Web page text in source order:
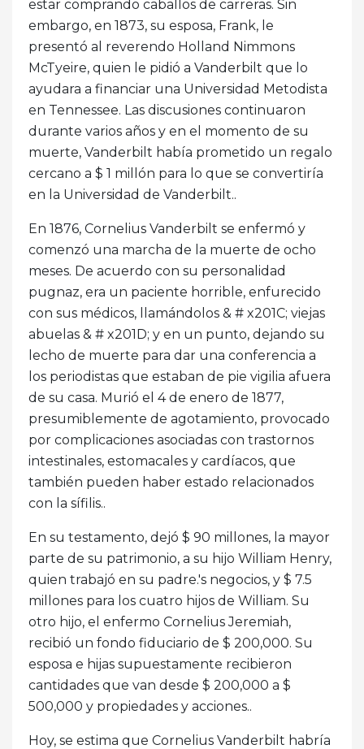
estar comprando caballos de carreras. Sin
embargo, en 1873, su esposa, Frank, le
presentó al reverendo Holland Nimmons
McTyeire, quien le pidió a Vanderbilt que lo
ayudara a financiar una Universidad Metodista
en Tennessee. Las discusiones continuaron
durante varios años y en el momento de su
muerte, Vanderbilt había prometido un regalo
cercano a $ 1 millón para lo que se convertiría
en la Universidad de Vanderbilt..
En 1876, Cornelius Vanderbilt se enfermó y
comenzó una marcha de la muerte de ocho
meses. De acuerdo con su personalidad
pugnaz, era un paciente horrible, enfurecido
con sus médicos, llamándolos & # x201C; viejas
abuelas & # x201D; y en un punto, dejando su
lecho de muerte para dar una conferencia a
los periodistas que estaban de pie vigilia afuera
de su casa. Murió el 4 de enero de 1877,
presumiblemente de agotamiento, provocado
por complicaciones asociadas con trastornos
intestinales, estomacales y cardíacos, que
también pueden haber estado relacionados
con la sífilis..
En su testamento, dejó $ 90 millones, la mayor
parte de su patrimonio, a su hijo William Henry,
quien trabajó en su padre.'s negocios, y $ 7.5
millones para los cuatro hijos de William. Su
otro hijo, el enfermo Cornelius Jeremiah,
recibió un fondo fiduciario de $ 200,000. Su
esposa e hijas supuestamente recibieron
cantidades que van desde $ 200,000 a $
500,000 y propiedades y acciones..
Hoy, se estima que Cornelius Vanderbilt habría